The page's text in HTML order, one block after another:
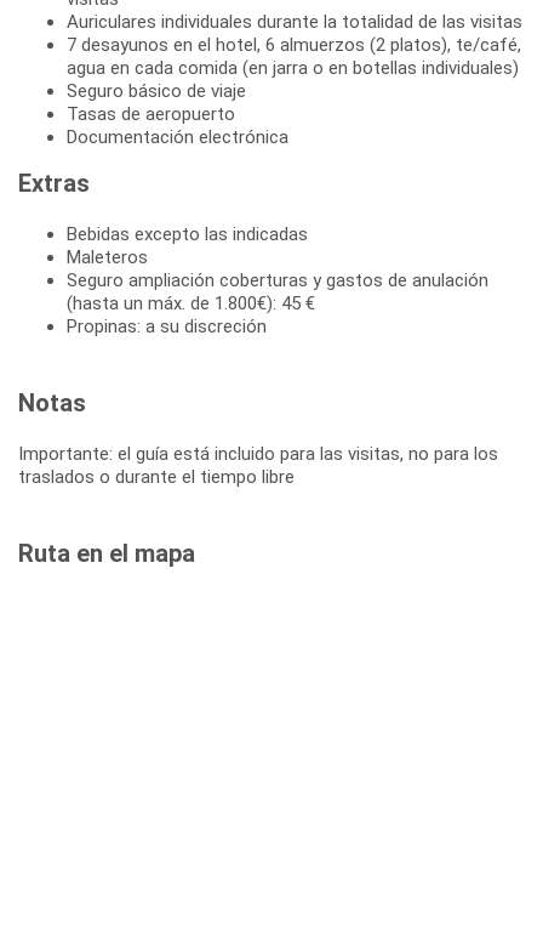
Auriculares individuales durante la totalidad de las visitas
7 desayunos en el hotel, 6 almuerzos (2 platos), te/café,
agua en cada comida (en jarra o en botellas individuales)
Seguro básico de viaje
Tasas de aeropuerto
Documentación electrónica
Extras
Bebidas excepto las indicadas
Maleteros
Seguro ampliación coberturas y gastos de anulación
(hasta un máx. de 1.800€): 45 €
Propinas: a su discreción
Notas
Importante: el guía está incluido para las visitas, no para los
traslados o durante el tiempo libre
Ruta en el mapa